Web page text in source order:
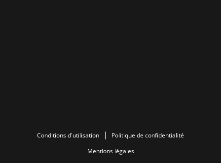
Conditions d'utilisation
Politique de confidentialité
Mentions légales